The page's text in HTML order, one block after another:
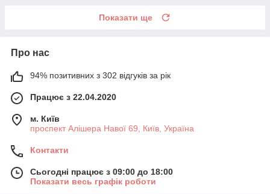
Показати ще
Про нас
94% позитивних з 302 відгуків за рік
Працює з 22.04.2020
м. Київ
проспект Алішера Навої 69, Київ, Україна
Контакти
Сьогодні працює з 09:00 до 18:00
Показати весь графік роботи